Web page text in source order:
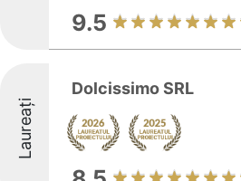
9.5
Laureați
Dolcissimo SRL